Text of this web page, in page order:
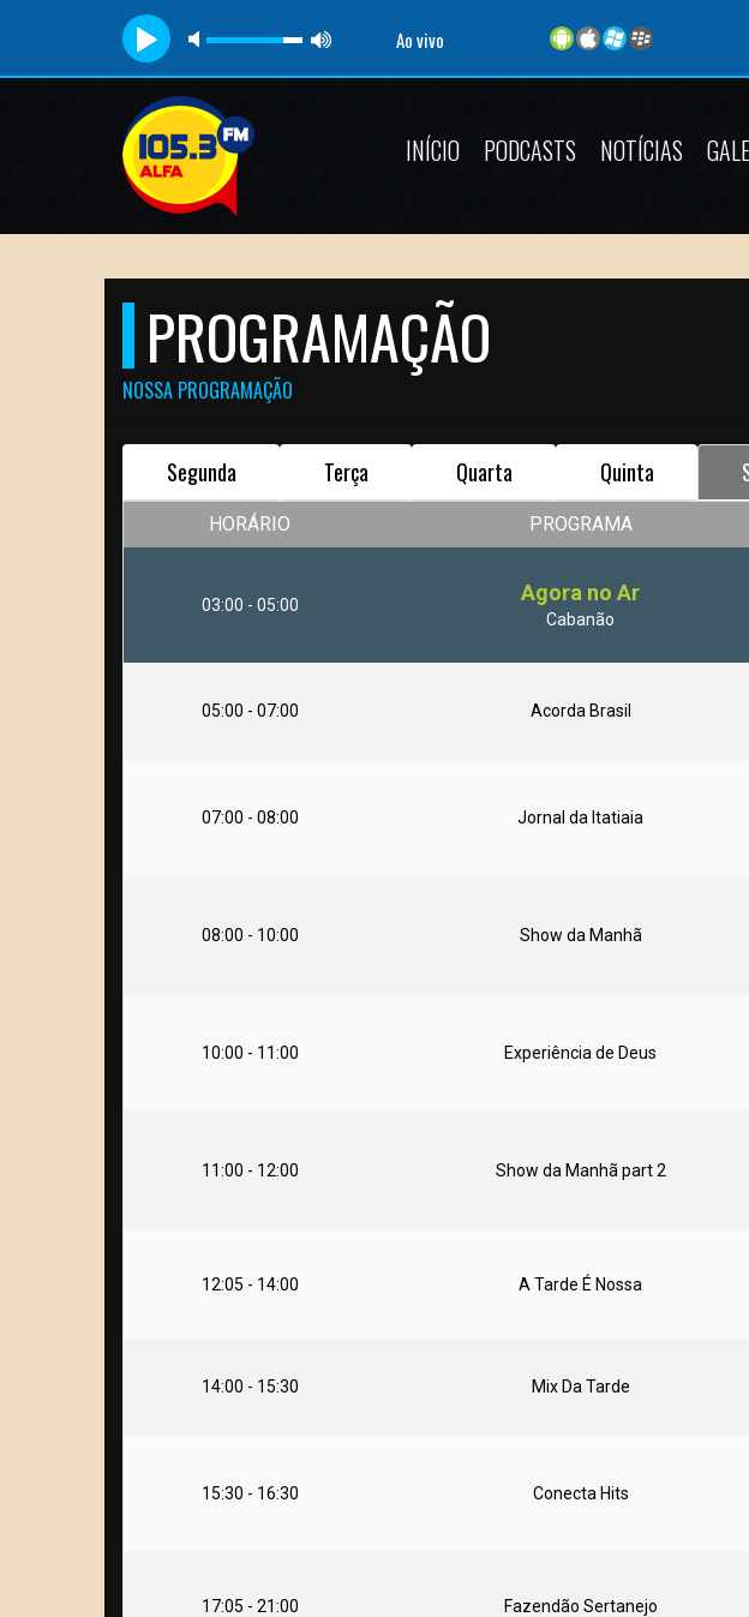
Ao vivo
INÍCIO PODCASTS NOTÍCIAS
PROGRAMAÇÃO
NOSSA PROGRAMAÇÃO
Segunda Terça Quarta Quinta
HORÁRIO PROGRAMA
03:00 - 05:00 Agora no Ar
Cabanão
05:00 - 07:00
Acorda Brasil
07:00 - 08:00
Jornal da Itatiaia
08:00 - 10:00
Show da Manhã
10:00 - 11:00
Experiência de Deus
11:00 - 12:00
Show da Manhã part 2
12:05 - 14:00
A Tarde É Nossa
14:00 - 15:30
Mix Da Tarde
15:30 - 16:30
Conecta Hits
17:05 - 21:00
Fazendão Sertanejo